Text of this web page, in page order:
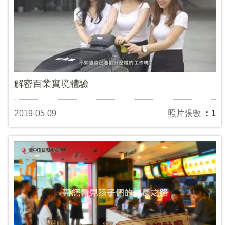
解密百業實境體驗
2019-05-09 照片張數 ：1